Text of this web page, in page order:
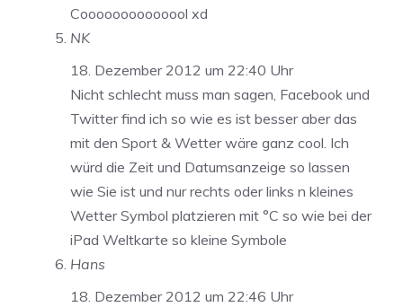
Coooooooooooool xd
NK
18. Dezember 2012 um 22:40 Uhr
Nicht schlecht muss man sagen, Facebook und
Twitter find ich so wie es ist besser aber das
mit den Sport & Wetter wäre ganz cool. Ich
würd die Zeit und Datumsanzeige so lassen
wie Sie ist und nur rechts oder links n kleines
Wetter Symbol platzieren mit °C so wie bei der
iPad Weltkarte so kleine Symbole
Hans
18. Dezember 2012 um 22:46 Uhr